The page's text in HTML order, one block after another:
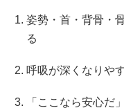
姿勢・首・背骨・
る
呼吸が深くなりや
「ここなら安心だ